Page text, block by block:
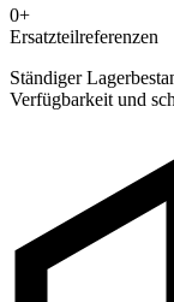
0+
Ersatzteilreferenzen
Ständiger
Verfügbarkeit und